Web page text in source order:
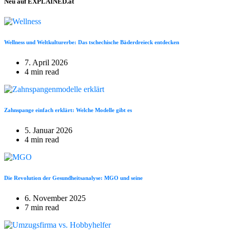
Wellness und Weltkulturerbe: Das tschechische Bäderdreieck entdecken
7. April 2026
4 min read
Zahnspange einfach erklärt: Welche Modelle gibt es
5. Januar 2026
4 min read
Die Revolution der Gesundheitsanalyse: MGO und seine
6. November 2025
7 min read